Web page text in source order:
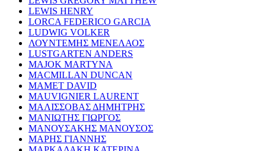
LEWIS HENRY
LORCA FEDERICO GARCIA
LUDWIG VOLKER
ΛΟΥΝΤΕΜΗΣ ΜΕΝΕΛΑΟΣ
LUSTGARTEN ANDERS
MAJOK MARTYNA
MACMILLAN DUNCAN
MAMET DAVID
MAUVIGNIER LAURENT
ΜΑΛΙΣΣΟΒΑΣ ΔΗΜΗΤΡΗΣ
ΜΑΝΙΩΤΗΣ ΓΙΩΡΓΟΣ
ΜΑΝΟΥΣΑΚΗΣ ΜΑΝΟΥΣΟΣ
ΜΑΡΗΣ ΓΙΑΝΝΗΣ